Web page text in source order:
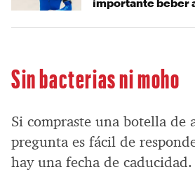
Sin bacterias ni moho
Si compraste una botella de
pregunta es fácil de
hay una fecha de